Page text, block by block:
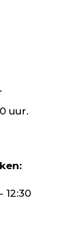
uur.
12:30